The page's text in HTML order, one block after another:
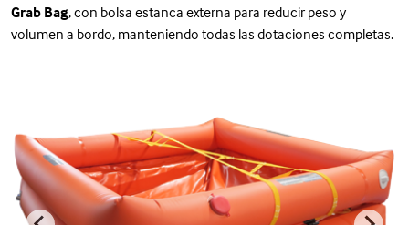
Grab Bag, con bolsa estanca externa para reducir peso y
volumen a bordo, manteniendo todas las dotaciones completas.